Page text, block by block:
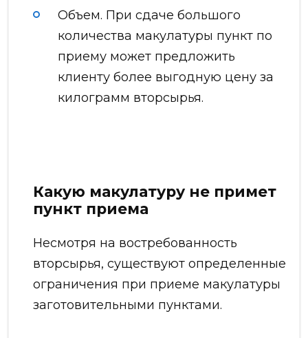
Объем. При сдаче большого
количества макулатуры пункт по
приему может предложить
клиенту более выгодную цену за
килограмм вторсырья.
Какую макулатуру не примет
пункт приема
Несмотря на востребованность
вторсырья, существуют определенные
ограничения при приеме макулатуры
заготовительными пунктами.